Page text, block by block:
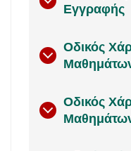
Εγγραφής
Οδικός
Οδικός